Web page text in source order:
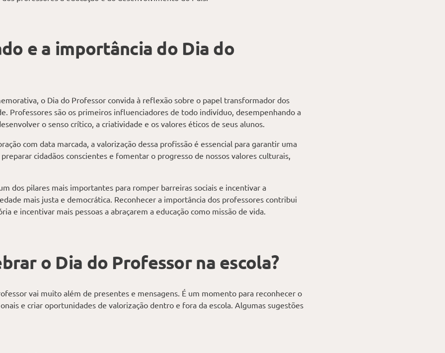
e a importância do Dia do
o Dia do Professor convida à reflexão sobre o papel transformador dos
Professores são os primeiros influenciadores de todo indivíduo, desempenhando a
o senso crítico, a criatividade e os valores éticos de seus alunos.
com data marcada, a valorização dessa profissão é essencial para garantir uma
cidadãos conscientes e fomentar o progresso de nossos valores culturais,
dos pilares mais importantes para romper barreiras sociais e incentivar a
mais justa e democrática. Reconhecer a importância dos professores contribui
e incentivar mais pessoas a abraçarem a educação como missão de vida.
o Dia do Professor na escola?
vai muito além de presentes e mensagens. É um momento para reconhecer o
e criar oportunidades de valorização dentro e fora da escola. Algumas sugestões